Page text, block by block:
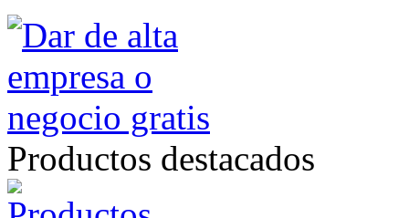
Productos destacados